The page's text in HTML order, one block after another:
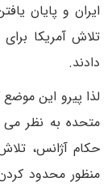
ایران و پایان
تلاش آمریکا
دادند.
لذا پیرو این موضع
متحده به نظر می
حکام آژانس،
منظور محدود